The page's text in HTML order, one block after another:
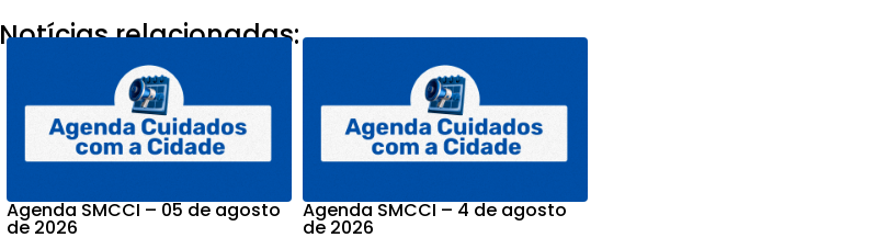
Notícias relacionadas:
Agenda SMCCI – 05 de agosto
de 2026
Agenda SMCCI – 4 de agosto
de 2026